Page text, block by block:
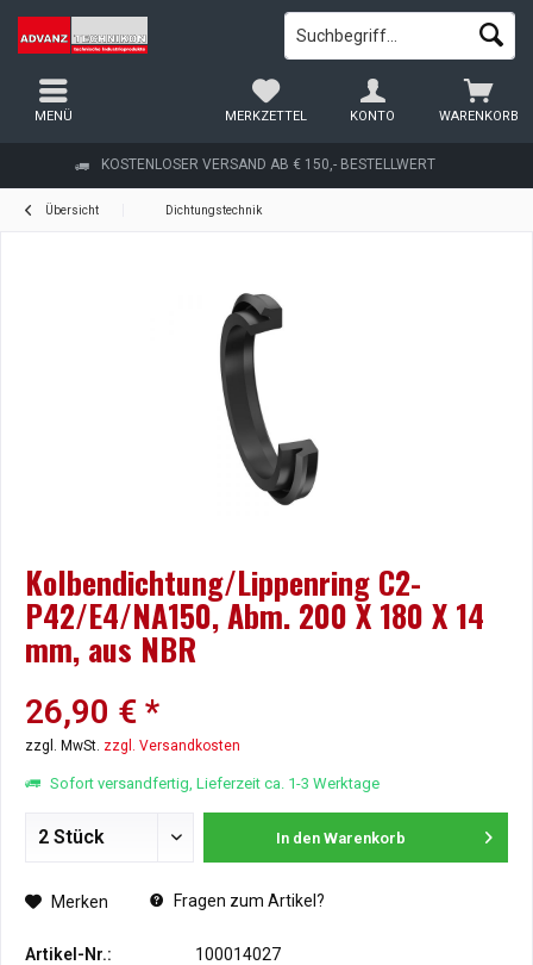
KOSTENLOSER VERSAND AB € 150,- BESTELLWERT
WARENKORB
MERKZETTEL KONTO
MENÜ
Übersicht Dichtungstechnik
Kolbendichtung/Lippenring C2-
P42/E4/NA150, Abm. 200 X 180 X 14
mm, aus NBR
26,90 € *
zzgl. MwSt. zzgl. Versandkosten
Sofort versandfertig, Lieferzeit ca. 1-3 Werktage
In den Warenkorb
Merken Fragen zum Artikel?
Artikel-Nr.: 100014027